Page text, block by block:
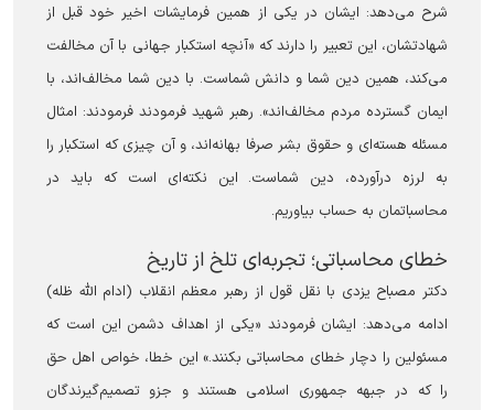
شرح می‌دهد: ایشان در یکی از همین فرمایشات اخیر خود قبل از
شهادتشان، این تعبیر را دارند که «آنچه استکبار جهانی با آن مخالفت
می‌کند، همین دین شما و دانش شماست. با دین شما مخالف‌اند، با
ایمان گسترده مردم مخالف‌اند». رهبر شهید فرمودند فرمودند: امثال
مسئله هسته‌ای و حقوق بشر صرفا بهانه‌اند، و آن چیزی که استکبار را
به لرزه درآورده، دین شماست. این نکته‌ای است که باید در
محاسباتمان به حساب بیاوریم.
‏خطای محاسباتی؛ تجربه‌ای تلخ از تاریخ
دکتر مصباح یزدی با نقل قول از رهبر معظم انقلاب (ادام الله ظله)
ادامه می‌دهد: ایشان فرمودند «یکی از اهداف دشمن این است که
مسئولین را دچار خطای محاسباتی بکنند.» این خطا، خواص اهل حق
را که در جبهه جمهوری اسلامی هستند و جزو تصمیم‌گیرندگان